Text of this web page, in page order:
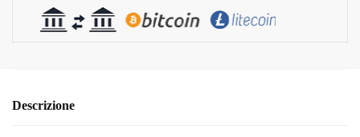
Descrizione